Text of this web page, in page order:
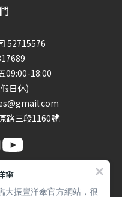
52715576
09:00-18:00
休)
路三段1160號
傘
大振豐洋傘官方網站，很